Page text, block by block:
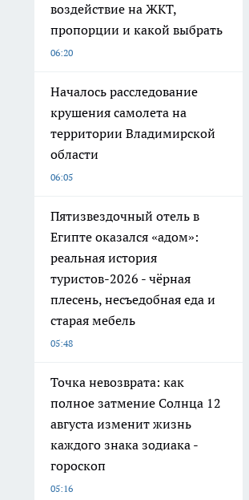
воздействие на ЖКТ,
пропорции и какой выбрать
06:20
Началось расследование
крушения самолета на
территории Владимирской
области
06:05
Пятизвездочный отель в
Египте оказался «адом»:
реальная история
туристов-2026 - чёрная
плесень, несъедобная еда и
старая мебель
05:48
Точка невозврата: как
полное затмение Солнца 12
августа изменит жизнь
каждого знака зодиака -
гороскоп
05:16